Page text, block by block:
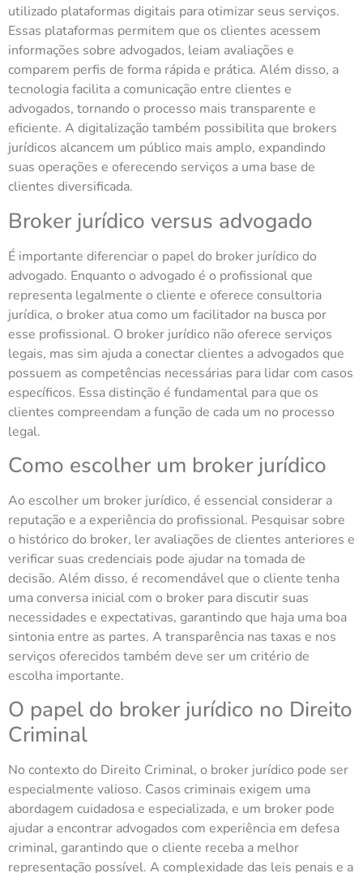
utilizado plataformas digitais para otimizar seus serviços.
Essas plataformas permitem que os clientes acessem
informações sobre advogados, leiam avaliações e
comparem perfis de forma rápida e prática. Além disso, a
tecnologia facilita a comunicação entre clientes e
advogados, tornando o processo mais transparente e
eficiente. A digitalização também possibilita que brokers
jurídicos alcancem um público mais amplo, expandindo
suas operações e oferecendo serviços a uma base de
clientes diversificada.
Broker jurídico versus advogado
É importante diferenciar o papel do broker jurídico do
advogado. Enquanto o advogado é o profissional que
representa legalmente o cliente e oferece consultoria
jurídica, o broker atua como um facilitador na busca por
esse profissional. O broker jurídico não oferece serviços
legais, mas sim ajuda a conectar clientes a advogados que
possuem as competências necessárias para lidar com casos
específicos. Essa distinção é fundamental para que os
clientes compreendam a função de cada um no processo
legal.
Como escolher um broker jurídico
Ao escolher um broker jurídico, é essencial considerar a
reputação e a experiência do profissional. Pesquisar sobre
o histórico do broker, ler avaliações de clientes anteriores e
verificar suas credenciais pode ajudar na tomada de
decisão. Além disso, é recomendável que o cliente tenha
uma conversa inicial com o broker para discutir suas
necessidades e expectativas, garantindo que haja uma boa
sintonia entre as partes. A transparência nas taxas e nos
serviços oferecidos também deve ser um critério de
escolha importante.
O papel do broker jurídico no Direito
Criminal
No contexto do Direito Criminal, o broker jurídico pode ser
especialmente valioso. Casos criminais exigem uma
abordagem cuidadosa e especializada, e um broker pode
ajudar a encontrar advogados com experiência em defesa
criminal, garantindo que o cliente receba a melhor
representação possível. A complexidade das leis penais e a